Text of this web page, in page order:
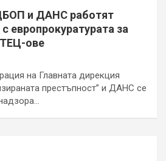
и ДАНС работят
европрокуратурата за
ТЕЦ-ове
на Главната дирекция
престъпност” и ДАНС се